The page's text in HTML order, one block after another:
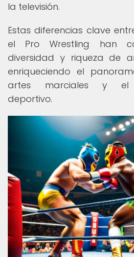
la televisión.
Estas diferencias clave
el Pro Wrestling han
diversidad y riqueza de
enriqueciendo el
artes marciales y el
deportivo.